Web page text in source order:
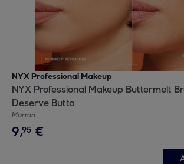
NYX Professional Makeup
NYX Professional Makeup Buttermelt
Deserve Butta
Marron
9,95 €